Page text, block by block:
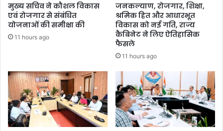
मुख्य सचिव ने कौशल विकास
एवं रोजगार से संबंधित
योजनाओं की समीक्षा की
11 hours ago
जनकल्याण, रोजगार, शिक्षा,
श्रमिक हित और आधारभूत
विकास को नई गति, राज्य
कैबिनेट ने लिए ऐतिहासिक
फैसले
11 hours ago